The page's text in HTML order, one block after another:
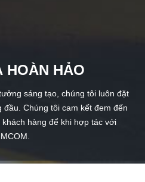
HOÀN HẢO
sáng tạo, chúng tôi luôn đặt
đầu. Chúng tôi cam kết đem đến
hàng để khi hợp tác với